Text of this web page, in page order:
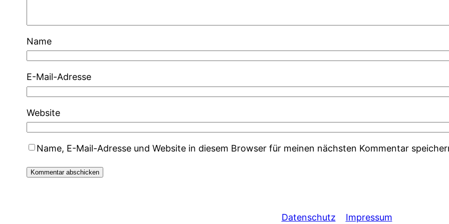
Name
E-Mail-Adresse
Website
Name, E-Mail-Adresse und Website in diesem Browser für meinen nächsten Kommentar
Datenschutz Impressum